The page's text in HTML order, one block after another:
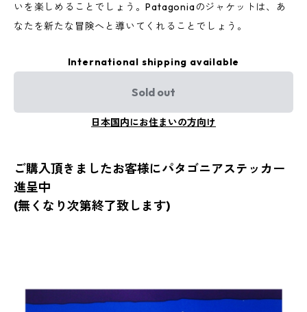
いを楽しめることでしょう。Patagoniaのジャケットは、あ
なたを新たな冒険へと導いてくれることでしょう。
International shipping available
Sold out
日本国内にお住まいの方向け
ご購入頂きましたお客様にパタゴニアステッカー
進呈中
(無くなり次第終了致します)